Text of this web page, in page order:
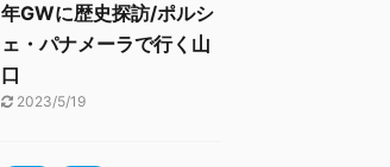
年GWに歴史探訪/ポルシ
ェ・パナメーラで行く山
口
2023/5/19